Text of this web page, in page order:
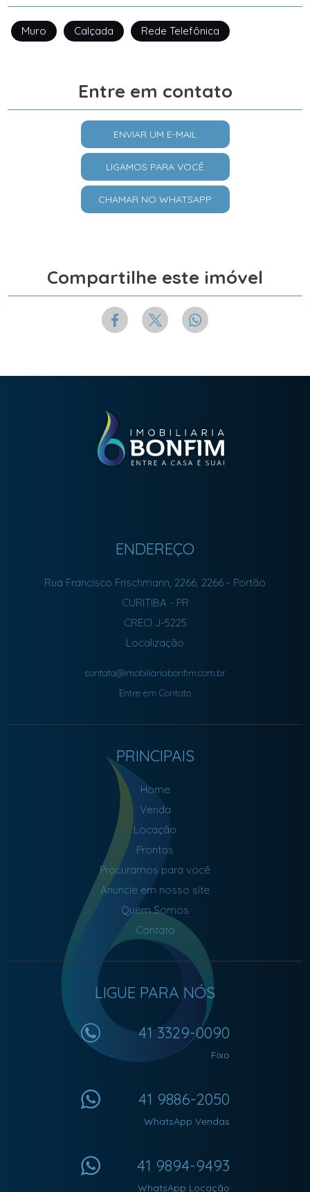
Muro Calçada Rede Telefônica
Entre em contato
ENVIAR UM E-MAIL
LIGAMOS PARA VOCÊ
CHAMAR NO WHATSAPP
Compartilhe este imóvel
ENDEREÇO
Rua Francisco Frischmann, 2266, 2266 - Portão
CURITIBA - PR
CRECI J-5225
Localização
contato@imobiliariabonfim.com.br
Entre em Contato
PRINCIPAIS
Home
Venda
Locação
Prontos
Procuramos para você
Anuncie em nosso site
Quem Somos
Contato
LIGUE PARA NÓS
41 3329-0090
Fixo
41 9886-2050
WhatsApp Vendas
41 9894-9493
WhatsApp Locação